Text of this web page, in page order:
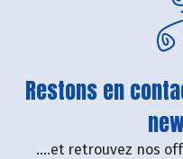
Restons en
....et retrouvez nos